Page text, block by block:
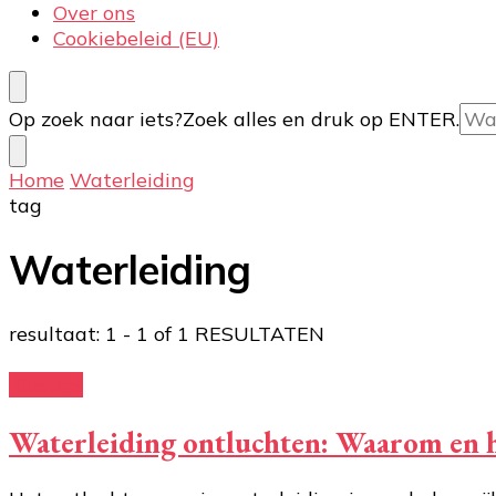
Over ons
Cookiebeleid (EU)
Op zoek naar iets?Zoek alles en druk op ENTER.
Home Waterleiding
tag
Waterleiding
resultaat: 1 - 1 of 1 RESULTATEN
Waterleiding ontluchten: Waarom en